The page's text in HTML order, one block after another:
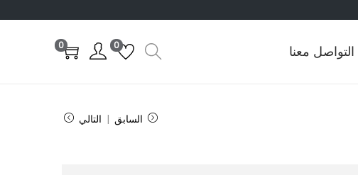
التواصل معنا 0
0
السابق التالي